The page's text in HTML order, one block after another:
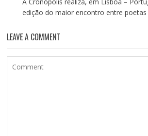
edição do maior encontro entre poetas
LEAVE A COMMENT